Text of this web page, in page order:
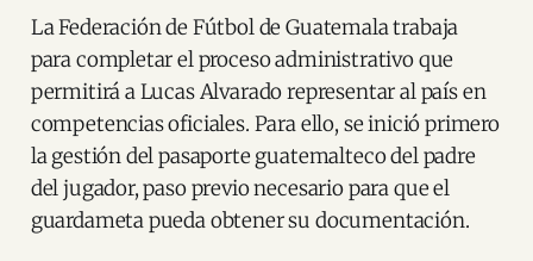
La Federación de Fútbol de Guatemala trabaja
para completar el proceso administrativo que
permitirá a Lucas Alvarado representar al país en
competencias oficiales. Para ello, se inició primero
la gestión del pasaporte guatemalteco del padre
del jugador, paso previo necesario para que el
guardameta pueda obtener su documentación.